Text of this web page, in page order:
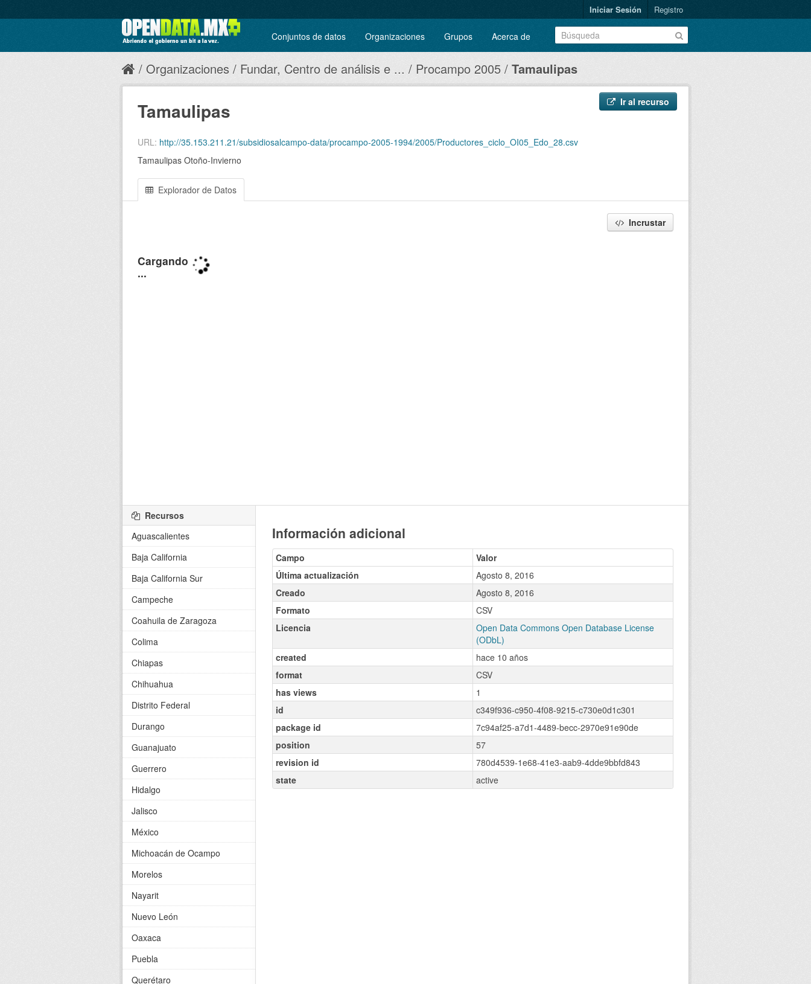
Iniciar Sesión Registro
Conjuntos de datos Organizaciones Grupos Acerca de
Organizaciones Fundar, Centro de análisis e ... Procampo 2005 Tamaulipas
Ir al recurso
Tamaulipas
URL: http://35.153.211.21/subsidiosalcampo-data/procampo-2005-1994/2005/Productores_ciclo_OI05_Edo_28.csv
Tamaulipas Otoño-Invierno
Explorador de Datos
Incrustar
Información adicional
Campo
Valor
Última actualización
Agosto 8, 2016
Creado
Agosto 8, 2016
Formato
CSV
Licencia
Open Data Commons Open Database License
(ODbL)
created
hace 10 años
format
CSV
has views
1
id
c349f936-c950-4f08-9215-c730e0d1c301
package id
7c94af25-a7d1-4489-becc-2970e91e90de
position
57
revision id
780d4539-1e68-41e3-aab9-4dde9bbfd843
state
active
Recursos
Aguascalientes
Baja California
Baja California Sur
Campeche
Coahuila de Zaragoza
Colima
Chiapas
Chihuahua
Distrito Federal
Durango
Guanajuato
Guerrero
Hidalgo
Jalisco
México
Michoacán de Ocampo
Morelos
Nayarit
Nuevo León
Oaxaca
Puebla
Querétaro